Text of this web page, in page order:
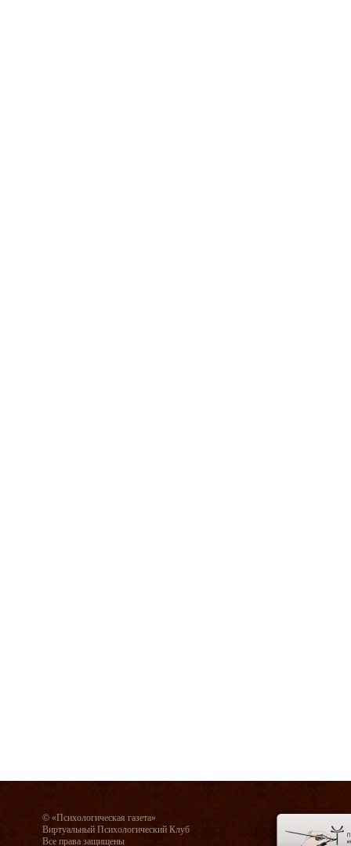
© «Психологическая газета»
Виртуальный Психологический Клуб
Все права защищены